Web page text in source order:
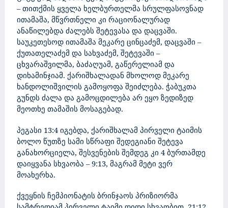
– თითქმის ყველა ხელბურთელმა სრულფასოვნად
ითამაშა, მწვრთნელი კი რაციონალურად
ანაწილებდა ძალებს შეტევასა და დაცვაში.
საუკეთესოდ ითამაშა მეკარე ცინცაძემ, დაცვაში –
ქუთათელაძემ და სახვაძემ, შეტევაში –
ცხვარაშვილმა, ბაძაღუამ, გაწერელიამ და
დიხამინჯიამ. ქარიშხალადან მხოლოდ მეკარე
ხანდოლიშვილის გამოყოფა შეიძლება. ჭაბუკთა
გუნდს ძალა და გამოცდილება არ ეყო ზედიზედ
მეოთხე თამაშის მოსაგებად.
პეგასი 13:4 იგებდა, ქარიშხალამ პირველი ტაიმის
ბოლო წუთზე სამი სწრაფი შედეგიანი შეტევა
განახორციელა, შესვენების შემდეგ კი 4 ბურთამდე
დაიყვანა სხვაობა – 9:13, მაგრამ მეტი ვერ
მოახერხა.
ქვეყნის ჩემპიონატის ბრინჯაოს პრიზიორმა